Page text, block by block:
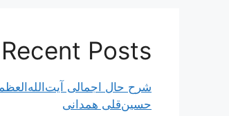
Recent Posts
شرح حال اجمالی
حسین‌قلی همدانی